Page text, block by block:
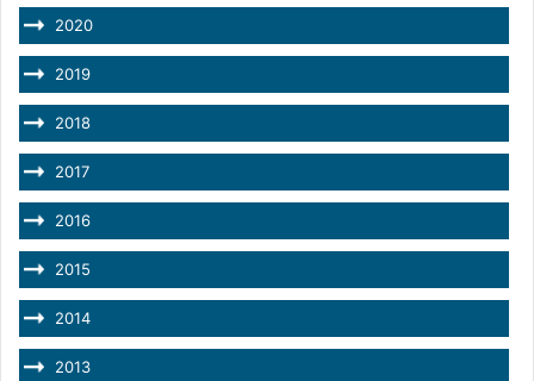
2020
2019
2018
2017
2016
2015
2014
2013